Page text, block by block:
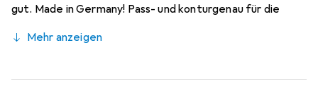
gut. Made in Germany! Pass- und konturgenau für die
Maschinen zugeschnitten. Kinderleichte Anbringung -
spezielle Silikon Haftschicht verdrängt die Luft beim
Mehr anzeigen